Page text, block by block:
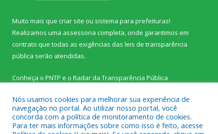
Muito mais que criar site ou sistema para prefeituras!
Realizamos uma assessoria completa, onde garantimos em
contrato que todas as exigências das leis de transparência
pública serão atendidas.
Conheça o PNTP e o Radar da Transparência Pública
Todos os direitos reservados a Prefeitura Municipal de Palestina
Nós usamos cookies para melhorar sua experiência de
navegação no portal. Ao utilizar nosso portal, você
concorda com a política de monitoramento de cookies.
Para ter mais informações sobre como isso é feito, acesse